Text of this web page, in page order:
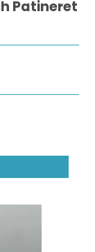
Patineret